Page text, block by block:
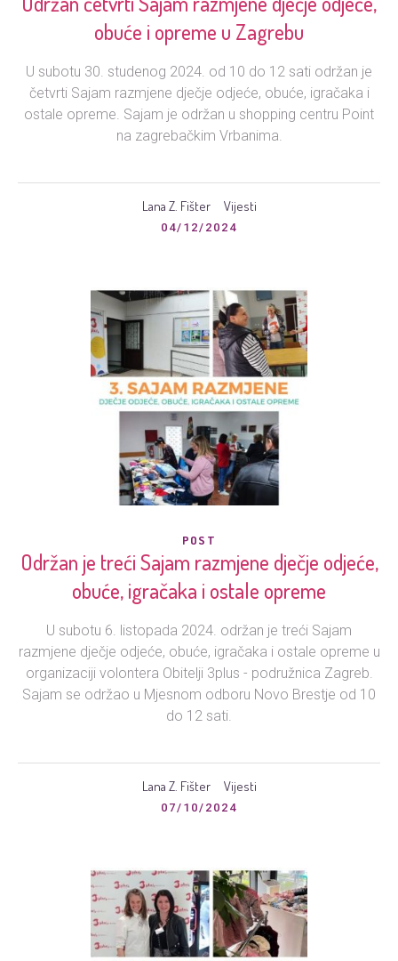
obuće i opreme u Zagrebu
U subotu 30. studenog 2024. od 10 do 12 sati održan je
četvrti Sajam razmjene dječje odjeće, obuće, igračaka i
ostale opreme. Sajam je održan u shopping centru Point
na zagrebačkim Vrbanima.
Lana Z. Fišter Vijesti
04/12/2024
POST
Održan je treći Sajam razmjene dječje odjeće,
obuće, igračaka i ostale opreme
U subotu 6. listopada 2024. održan je treći Sajam
razmjene dječje odjeće, obuće, igračaka i ostale opreme u
organizaciji volontera Obitelji 3plus - podružnica Zagreb.
Sajam se održao u Mjesnom odboru Novo Brestje od 10
do 12 sati.
Lana Z. Fišter Vijesti
07/10/2024